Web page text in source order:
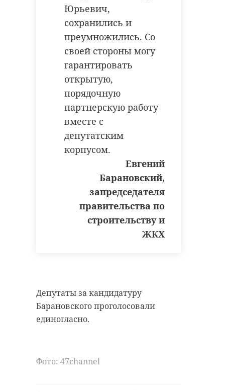
Юрьевич,
сохранились и
преумножились. Со
своей стороны могу
гарантировать
открытую,
порядочную
партнерскую работу
вместе с
депутатским
корпусом.
Евгений
Барановский,
запредседателя
правительства по
строительству и
ЖКХ
Депутаты за кандидатуру
Барановского проголосовали
единогласно.
Фото: 47channel